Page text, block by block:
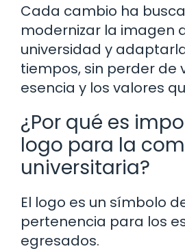
Cada cambio ha
modernizar la imagen
universidad y
tiempos, sin perder de
esencia y los valores
¿Por qué es
logo para la
universitaria?
El logo es un símbolo
pertenencia para los
egresados.